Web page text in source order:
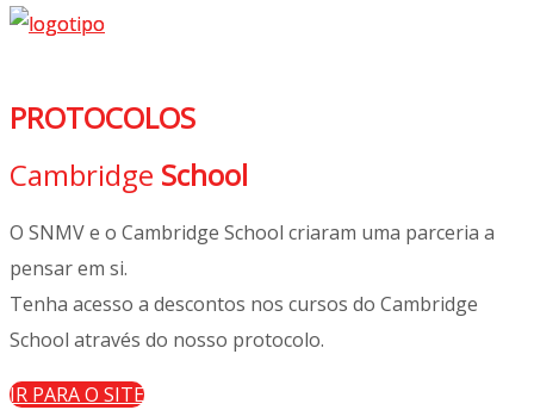
PROTOCOLOS
Cambridge School
O SNMV e o Cambridge School criaram uma parceria a
pensar em si.
Tenha acesso a descontos nos cursos do Cambridge
School através do nosso protocolo.
IR PARA O SITE